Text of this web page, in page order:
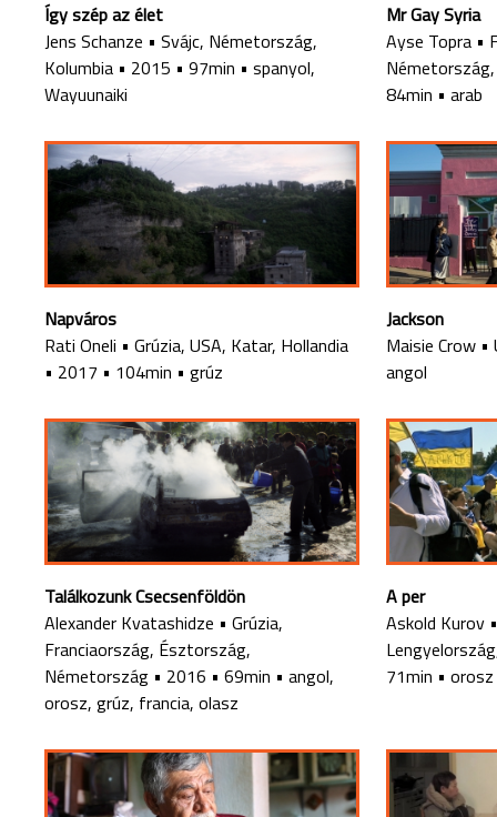
Így szép az élet
Jens Schanze • Svájc, Németország,
Kolumbia • 2015 • 97min • spanyol,
Wayuunaiki
Mr Gay Syria
Ayse Topra •
84min • arab
Napváros
Rati Oneli • Grúzia, USA, Katar, Hollandia
• 2017 • 104min • grúz
Jackson
Maisie Crow •
angol
Találkozunk Csecsenföldön
Alexander Kvatashidze • Grúzia,
Franciaország, Észtország,
Németország • 2016 • 69min • angol,
orosz, grúz, francia, olasz
A per
Askold Kurov
71min • orosz